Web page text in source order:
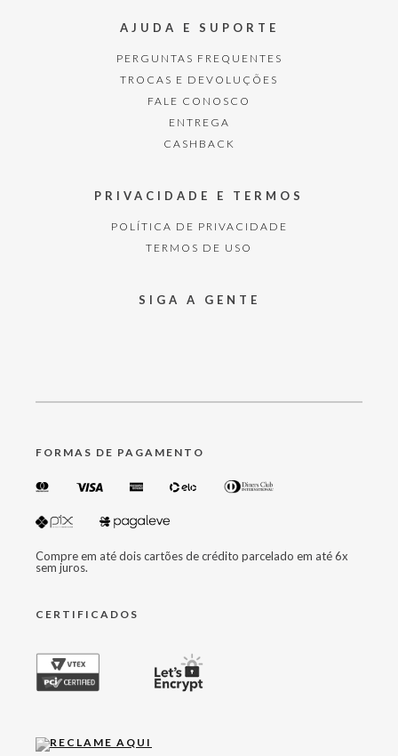
AJUDA E SUPORTE
PERGUNTAS FREQUENTES
TROCAS E DEVOLUÇÕES
FALE CONOSCO
ENTREGA
CASHBACK
PRIVACIDADE E TERMOS
POLÍTICA DE PRIVACIDADE
TERMOS DE USO
SIGA A GENTE
FORMAS DE PAGAMENTO
Compre em até dois cartões de crédito parcelado em até 6x
sem juros.
CERTIFICADOS